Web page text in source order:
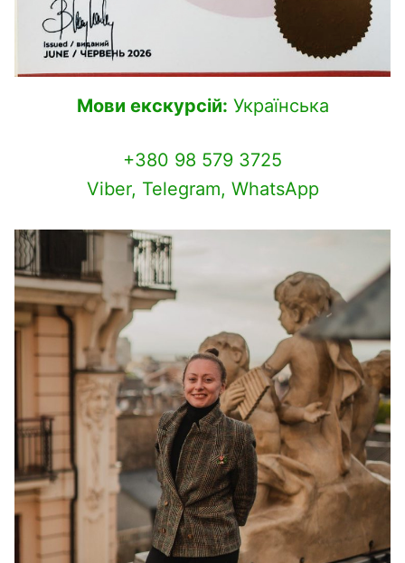
Мови екскурсій: Українська
+380 98 579 3725
Viber, Telegram, WhatsApp